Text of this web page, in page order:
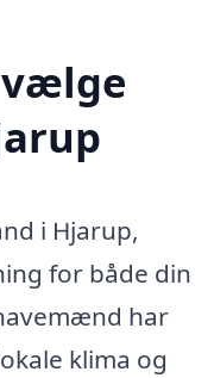
vælge
i Hjarup,
for både din
har
klima og